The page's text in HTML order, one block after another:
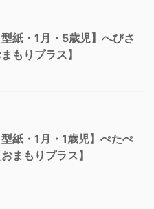
型紙・1月・5歳児】へびさ
もりプラス】
型紙・1月・1歳児】ぺたぺ
まもりプラス】